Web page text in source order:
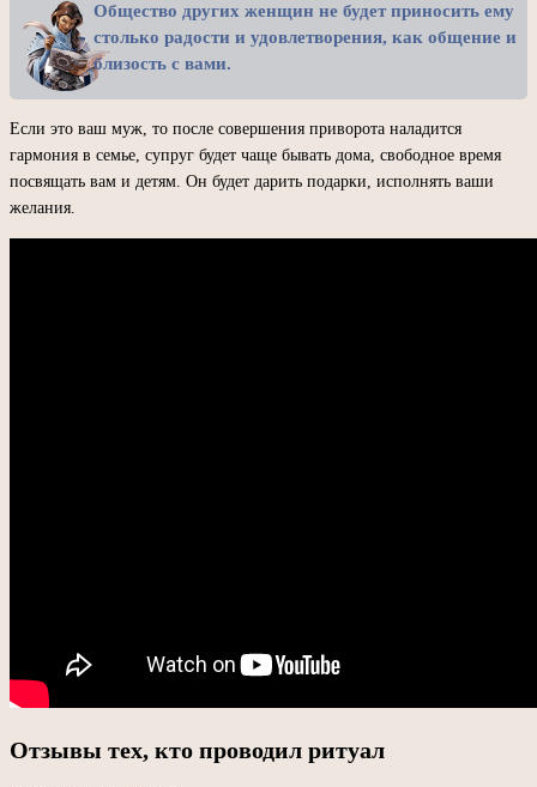
Общество других женщин не будет приносить ему
столько радости и удовлетворения, как общение и
близость с вами.
Если это ваш муж, то после совершения приворота наладится
гармония в семье, супруг будет чаще бывать дома, свободное время
посвящать вам и детям. Он будет дарить подарки, исполнять ваши
желания.
Отзывы тех, кто проводил ритуал